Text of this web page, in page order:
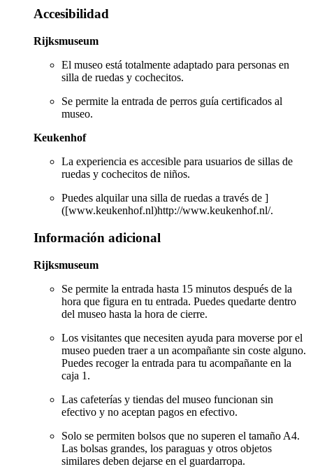
Accesibilidad
Rijksmuseum
El museo está totalmente adaptado para personas en
silla de ruedas y cochecitos.
Se permite la entrada de perros guía certificados al
museo.
Keukenhof
La experiencia es accesible para usuarios de sillas de
ruedas y cochecitos de niños.
Puedes alquilar una silla de ruedas a través de ]
([www.keukenhof.nl)http://www.keukenhof.nl/.
Información adicional
Rijksmuseum
Se permite la entrada hasta 15 minutos después de la
hora que figura en tu entrada. Puedes quedarte dentro
del museo hasta la hora de cierre.
Los visitantes que necesiten ayuda para moverse por el
museo pueden traer a un acompañante sin coste alguno.
Puedes recoger la entrada para tu acompañante en la
caja 1.
Las cafeterías y tiendas del museo funcionan sin
efectivo y no aceptan pagos en efectivo.
Solo se permiten bolsos que no superen el tamaño A4.
Las bolsas grandes, los paraguas y otros objetos
similares deben dejarse en el guardarropa.